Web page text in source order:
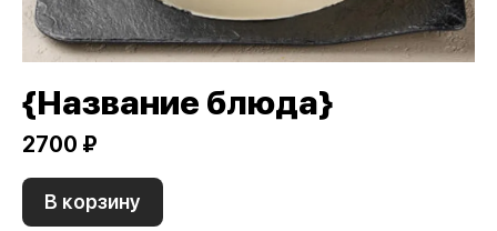
{Название блюда}
2700 ₽
В корзину